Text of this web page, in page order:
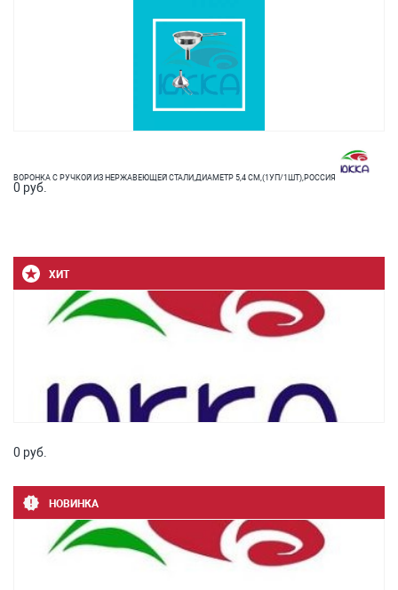
ВОРОНКА С РУЧКОЙ ИЗ НЕРЖАВЕЮЩЕЙ СТАЛИ,ДИАМЕТР 5,4 СМ,(1УП/1ШТ),РОССИЯ
0 руб.
ХИТ
0 руб.
НОВИНКА